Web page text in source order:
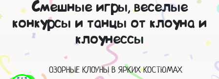
Смешные игры, веселые
конкурсы и танцы от клоуна и
клоунессы
ОЗОРНЫЕ КЛОУНЫ В ЯРКИХ КОСТЮМАХ